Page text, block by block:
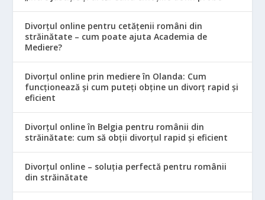
Divorțul online pentru cetățenii români din
străinătate – cum poate ajuta Academia de
Mediere?
Divorțul online prin mediere în Olanda: Cum
funcționează și cum puteți obține un divorț rapid și
eficient
Divorțul online în Belgia pentru românii din
străinătate: cum să obții divorțul rapid și eficient
Divorțul online – soluția perfectă pentru românii
din străinătate